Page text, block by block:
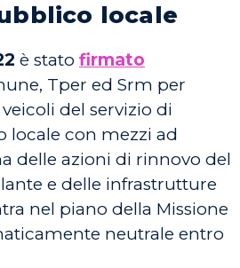
locale
è stato firmato
Tper ed Srm per
del servizio di
locale con mezzi ad
delle azioni di rinnovo del
e delle infrastrutture
nel piano della Missione
neutrale entro